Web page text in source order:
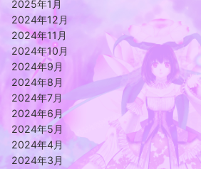
2025年1月
2024年12月
2024年11月
2024年10月
2024年9月
2024年8月
2024年7月
2024年6月
2024年5月
2024年4月
2024年3月